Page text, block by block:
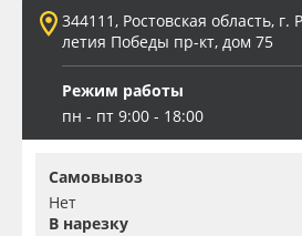
344111, Ростовская область, г.
летия Победы пр-кт, дом 75
Режим работы
пн - пт 9:00 - 18:00
Самовывоз
Нет
В нарезку